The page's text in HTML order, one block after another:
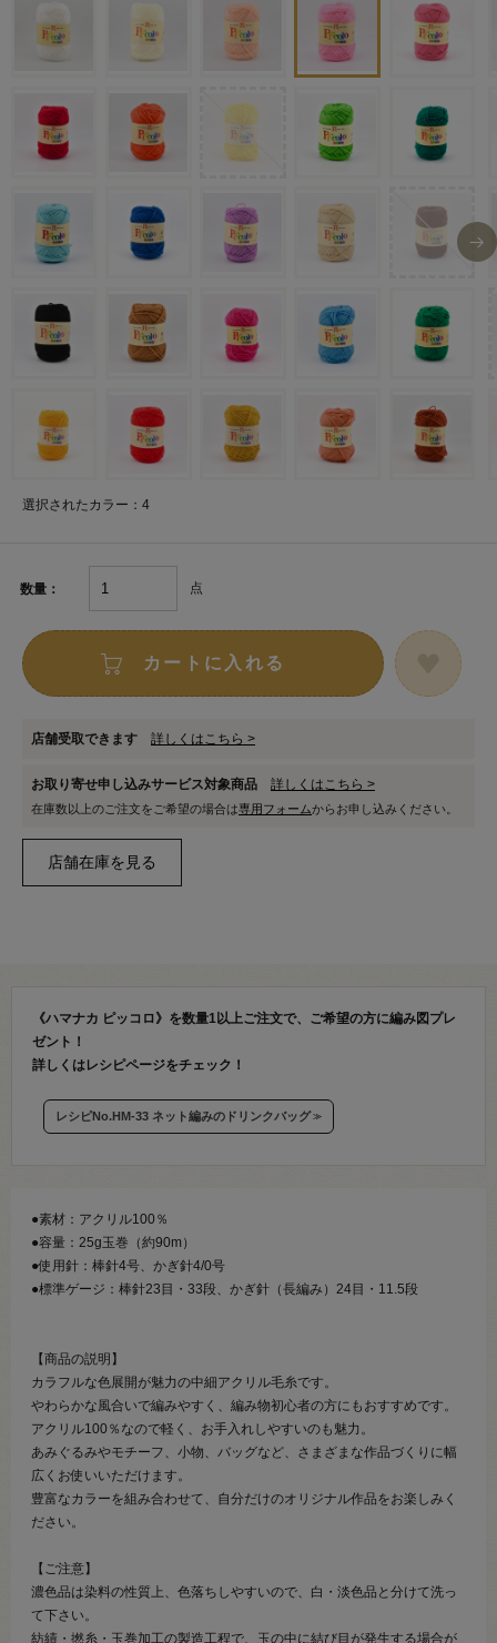
選択されたカラー：4
数量： 点
カートに入れる
店舗受取できます 詳しくはこちら >
お取り寄せ申し込みサービス対象商品 詳しくはこちら >
在庫数以上のご注文をご希望の場合は専用フォームからお申し込みください。
《ハマナカ ピッコロ》を数量1以上ご注文で、ご希望の方に編み図プレ
ゼント！
詳しくはレシピページをチェック！
レシピNo.HM-33 ネット編みのドリンクバッグ
●素材：アクリル100％
●容量：25g玉巻（約90m）
●使用針：棒針4号、かぎ針4/0号
●標準ゲージ：棒針23目・33段、かぎ針（長編み）24目・11.5段
【商品の説明】
カラフルな色展開が魅力の中細アクリル毛糸です。
やわらかな風合いで編みやすく、編み物初心者の方にもおすすめです。
アクリル100％なので軽く、お手入れしやすいのも魅力。
あみぐるみやモチーフ、小物、バッグなど、さまざまな作品づくりに幅
広くお使いいただけます。
豊富なカラーを組み合わせて、自分だけのオリジナル作品をお楽しみく
ださい。
【ご注意】
濃色品は染料の性質上、色落ちしやすいので、白・淡色品と分けて洗っ
て下さい。
紡績・撚糸・玉巻加工の製造工程で、玉の中に結び目が発生する場合が